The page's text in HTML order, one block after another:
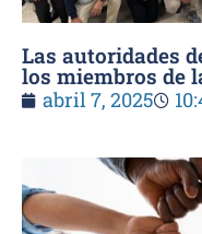
Las autoridades
los miembros de
abril 7, 2025